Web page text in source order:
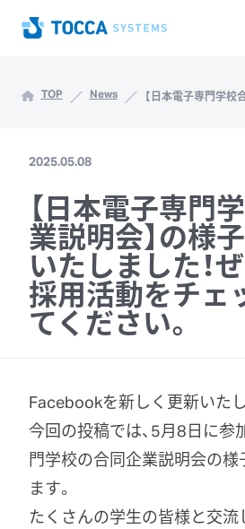
Home
TOP News 【日本電子専門学校
2025.05.08
【日本電子専門
業説明会】の様
いたしました！
採用活動をチェ
てください。
Facebookを新しく更新いたし
今回の投稿では、5月8日に参
門学校の合同企業説明会の
ます。
たくさんの学生の皆様と交流